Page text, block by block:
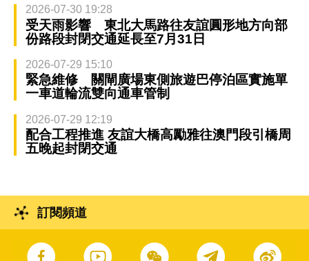
2026-07-30 19:28
受天雨影響 東北大馬路往友誼圓形地方向部
份路段封閉交通延長至7月31日
2026-07-29 15:10
緊急維修 關閘廣場東側旅遊巴停泊區實施單
一車道輪流雙向通車管制
2026-07-29 12:19
配合工程推進 友誼大橋高勵雅往澳門段引橋周
五晚起封閉交通
訂閱頻道